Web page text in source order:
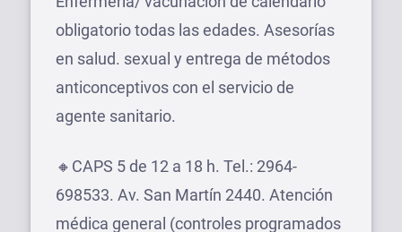
obligatorio todas las edades. Asesorías
en salud. sexual y entrega de métodos
anticonceptivos con el servicio de
agente sanitario.
🔸CAPS 5 de 12 a 18 h. Tel.: 2964-
698533. Av. San Martín 2440. Atención
médica general (controles programados